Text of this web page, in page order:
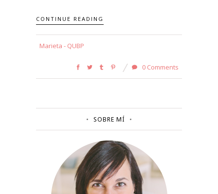
CONTINUE READING
Marieta - QUBP
0 Comments
SOBRE MÍ